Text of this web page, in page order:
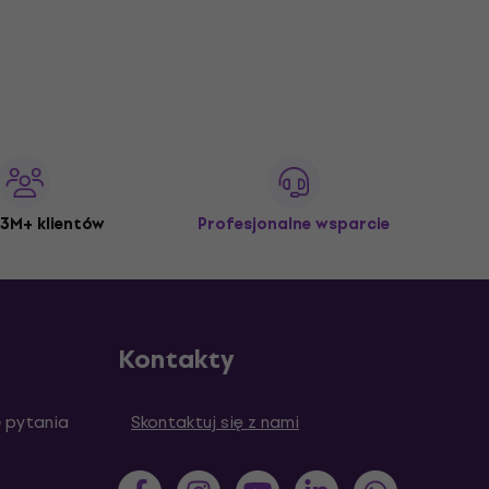
klientów Profesjonalne wsparcie
pytania
Kontakty
Skontaktuj się z nami